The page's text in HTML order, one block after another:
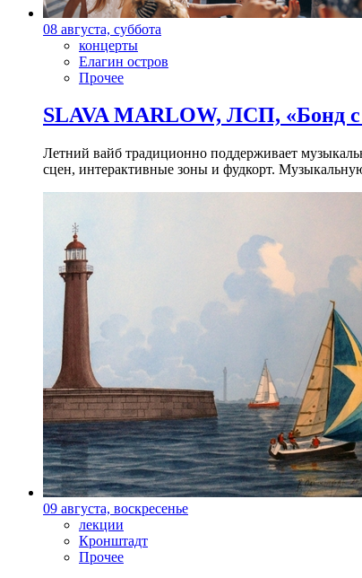
08 августа, суббота
концерты
Елагин остров
Прочее
SLAVA MARLOW, ЛСП, «Бонд
Летний вайб традиционно поддерживает
сцен, интерактивные зоны и фудкорт.
09 августа, воскресенье
лекции
Кронштадт
Прочее